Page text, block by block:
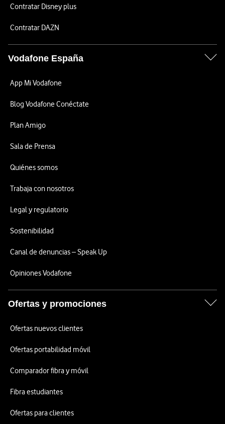
Contratar Disney plus
Contratar DAZN
Vodafone España
App Mi Vodafone
Blog Vodafone Conéctate
Plan Amigo
Sala de Prensa
Quiénes somos
Trabaja con nosotros
Legal y regulatorio
Sostenibilidad
Canal de denuncias – Speak Up
Opiniones Vodafone
Ofertas y promociones
Ofertas nuevos clientes
Ofertas portabilidad móvil
Comparador fibra y móvil
Fibra estudiantes
Ofertas para clientes